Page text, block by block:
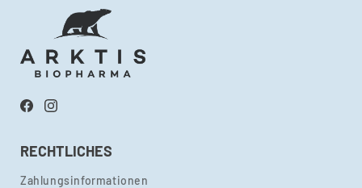
FacebookInstagram
RECHTLICHES
Zahlungsinformationen